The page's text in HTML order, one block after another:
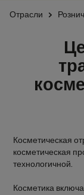
Отрасли
Косметическая
косметическая
технологичной.
Косметика